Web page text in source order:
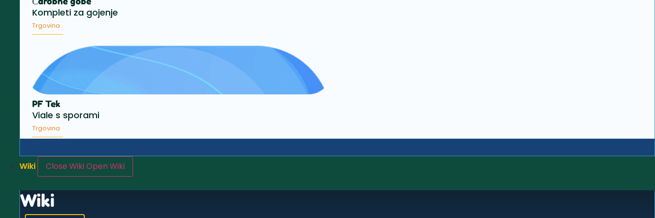
Kompleti za gojenje
Trgovina
PF Tek
Viale s sporami
Trgovina
Wiki Close WikiOpen Wiki
Wiki